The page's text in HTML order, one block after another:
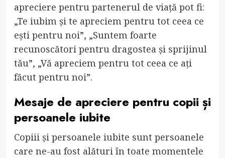
apreciere pentru partenerul de viață pot fi:
„Te iubim și te apreciem pentru tot ceea ce
ești pentru noi”, „Suntem foarte
recunoscători pentru dragostea și sprijinul
tău”, „Vă apreciem pentru tot ceea ce ați
făcut pentru noi”.
Mesaje de apreciere pentru copii și
persoanele iubite
Copiii și persoanele iubite sunt persoanele
care ne-au fost alături în toate momentele